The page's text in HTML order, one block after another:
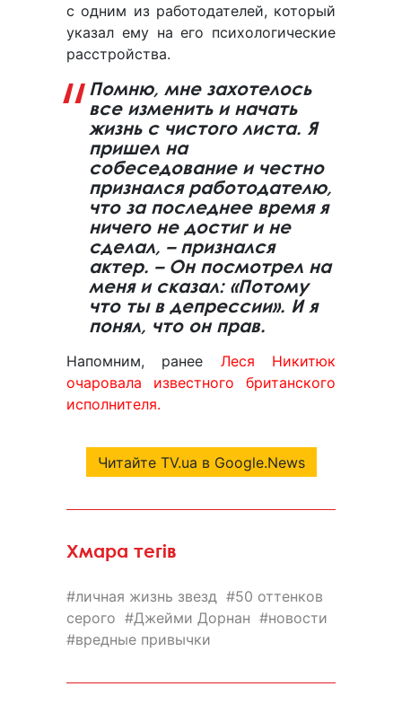
с одним из работодателей, который
указал ему на его психологические
расстройства.
Помню, мне захотелось
все изменить и начать
жизнь с чистого листа. Я
пришел на
собеседование и честно
признался работодателю,
что за последнее время я
ничего не достиг и не
сделал, – признался
актер. – Он посмотрел на
меня и сказал: «Потому
что ты в депрессии». И я
понял, что он прав.
Напомним, ранее Леся Никитюк
очаровала известного британского
исполнителя.
Читайте TV.ua в Google.News
Хмара тегів
личная жизнь звезд
50 оттенков
серого
Джейми Дорнан
новости
вредные привычки